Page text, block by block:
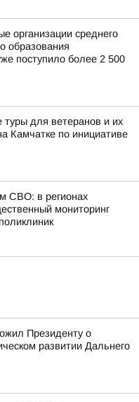
организации среднего
образования
поступило более 2 500
туры для ветеранов и их
Камчатке по инициативе
СВО: в регионах
мониторинг
Президенту о
развитии Дальнего